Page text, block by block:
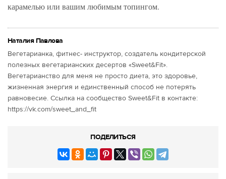
карамелью или вашим любимым топингом.
Наталия Павлова
Вегетарианка, фитнес- инструктор, создатель кондитерской
полезных вегетарианских десертов «Sweet&Fit».
Вегетарианство для меня не просто диета, это здоровье,
жизненная энергия и единственный способ не потерять
равновесие. Ссылка на сообщество Sweet&Fit в контакте:
https://vk.com/sweet_and_fit
ПОДЕЛИТЬСЯ